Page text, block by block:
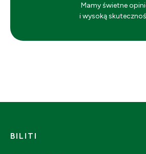
Mamy świetne
i wysoką
BILITI